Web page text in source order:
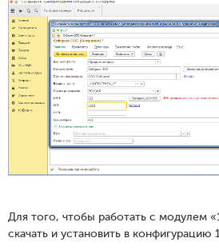
Для того, чтобы работать с модулем
скачать и установить в конфигурацию